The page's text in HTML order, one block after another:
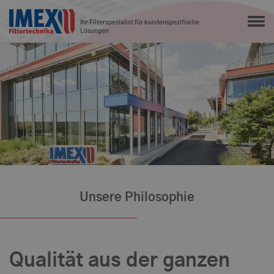
Ihr Filterspezialist für kundenspezifische
Lösungen
Unsere Philosophie
Qualität aus der ganzen